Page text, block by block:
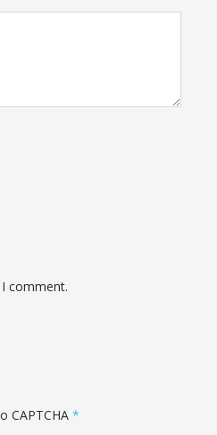
comment.
CAPTCHA *